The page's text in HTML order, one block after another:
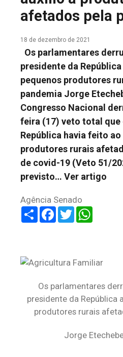
afetados pela
18 de dezembro de 2021
Os parlamentares
presidente da
pequenos produtores
pandemia Jorge
Congresso Nacional
feira (17) veto total que
República havia feito
produtores rurais
de covid-19 (Veto 51/
previsto… Ver artigo
Agência Senado
ShareFacebook
Twitter
Os parlamentares
presidente da República
produtores rurais
Jorge